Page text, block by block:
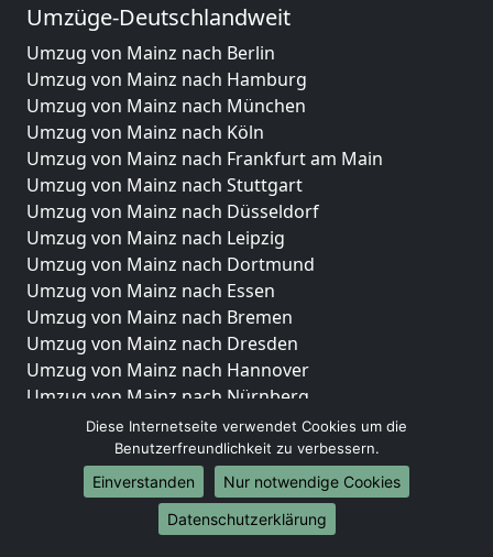
Umzüge-Deutschlandweit
Umzug von Mainz nach Berlin
Umzug von Mainz nach Hamburg
Umzug von Mainz nach München
Umzug von Mainz nach Köln
Umzug von Mainz nach Frankfurt am Main
Umzug von Mainz nach Stuttgart
Umzug von Mainz nach Düsseldorf
Umzug von Mainz nach Leipzig
Umzug von Mainz nach Dortmund
Umzug von Mainz nach Essen
Umzug von Mainz nach Bremen
Umzug von Mainz nach Dresden
Umzug von Mainz nach Hannover
Umzug von Mainz nach Nürnberg
Umzug von Mainz nach Duisburg
Umzug von Mainz nach Bochum
Umzug von Mainz nach Wuppertal
Umzug von Mainz nach Bielefeld
Umzug von Mainz nach Bonn
Diese Internetseite verwendet Cookies um die
Benutzerfreundlichkeit zu verbessern.
Einverstanden
Nur notwendige Cookies
Datenschutzerklärung